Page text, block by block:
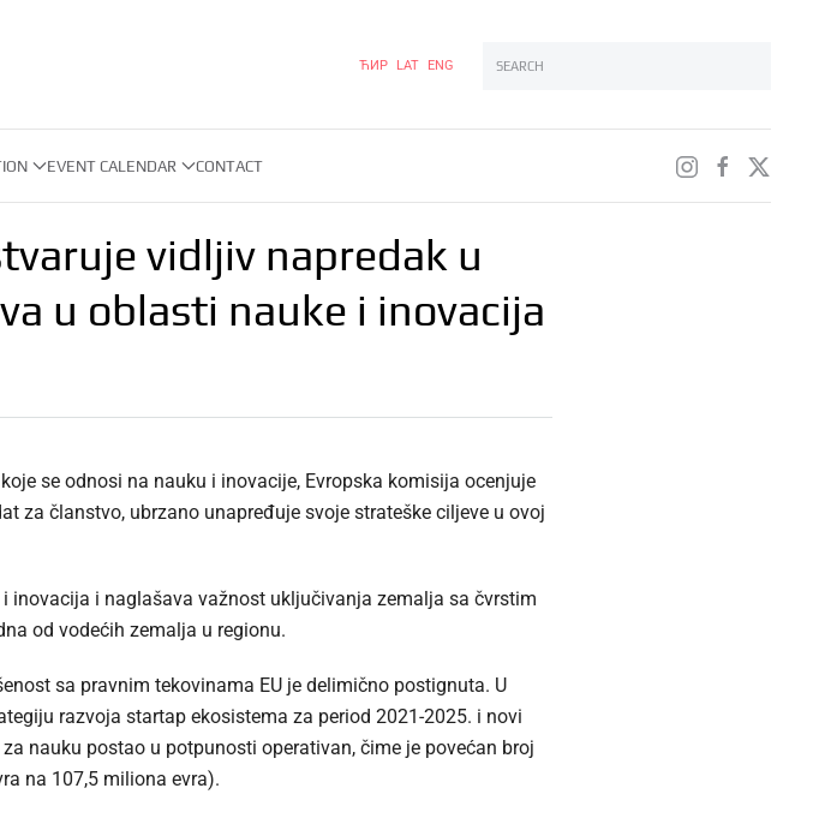
ЋИР LAT ENG
EVENT CALENDAR CONTACT
vidljiv napredak u
u oblasti nauke i inovacija
se odnosi na nauku i inovacije, Evropska komisija ocenjuje
za članstvo, ubrzano unapređuje svoje strateške ciljeve u ovoj
inovacija i naglašava važnost uključivanja zemalja sa čvrstim
od vodećih zemalja u regionu.
sa pravnim tekovinama EU je delimično postignuta. U
razvoja startap ekosistema za period 2021-2025. i novi
nauku postao u potpunosti operativan, čime je povećan broj
na 107,5 miliona evra).